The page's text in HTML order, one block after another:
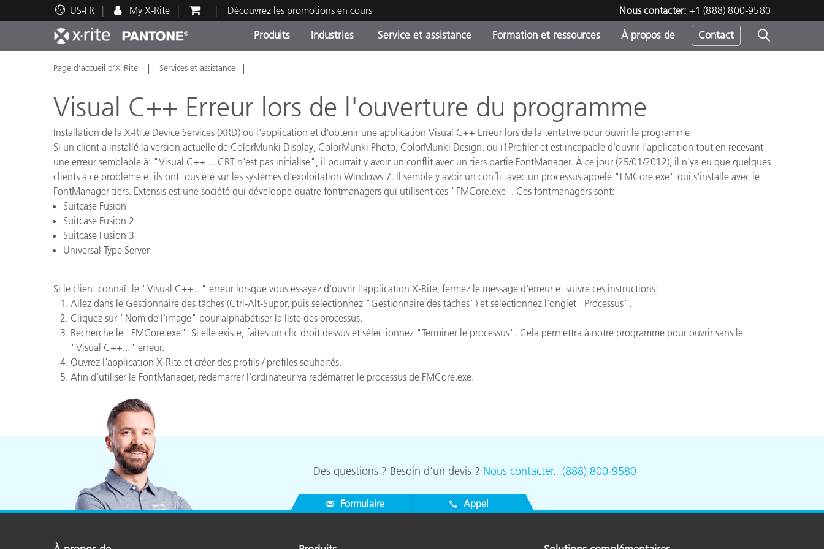
US-FR My X-Rite Découvrez les promotions en cours Nous contacter: +1 (888) 800-9580
Produits
Top Produits
Promotions et Ventes Flash
Online Store
Industries
Impression et Emballage
Automobile
Plastiques
Textile
Cosmétiques
Biens de Consommation
Emballés
Papier
Service et assistance
Assistance technique
Formation et ressources
Ressources éducatives
Brand Experience Center
Meilleurs téléchargements
Autres ressources
À propos de Contact
Page d’accueil d’X-Rite Services et assistance
Visual C++ Erreur lors de l'ouverture du programme
Installation de la X-Rite Device Services (XRD) ou l'application et d'obtenir une application Visual C++ Erreur lors de la tentative pour ouvrir le programme
Si un client a installé la version actuelle de ColorMunki Display ColorMunki Photo ColorMunki Design ou i1Profiler et est incapable d'ouvrir l'application tout en recevant
une erreur semblable à: "Visual C++ ... CRT n'est pas initialisé" il pourrait y avoir un conflit avec un tiers partie FontManager. À ce jour (25/01/2012) il n'ya eu que quelques
clients à ce problème et ils ont tous été sur les systèmes d'exploitation Windows 7. Il semble y avoir un conflit avec un processus appelé " FMCore.exe" qui s'installe avec le
FontManager tiers. Extensis est une société qui développe quatre fontmanagers qui utilisent ces " FMCore.exe" . Ces fontmanagers sont:
Suitcase Fusion
Suitcase Fusion 2
Suitcase Fusion 3
Universal Type Server
Si le client connaît le "Visual C++..." erreur lorsque vous essayez d'ouvrir l'application X-Rite , fermez le message d'erreur et suivre ces instructions:
Allez dans le Gestionnaire des tâches (Ctrl-Alt-Suppr, puis sélectionnez " Gestionnaire des tâches") et sélectionnez l'onglet "Processus" .
Cliquez sur " Nom de l'image" pour alphabétiser la liste des processus.
Recherche le " FMCore.exe" . Si elle existe faites un clic droit dessus et sélectionnez "Terminer le processus" . Cela permettra à notre programme pour ouvrir sans le
"Visual C++..." erreur.
Ouvrez l'application X-Rite et créer des profils / profiles souhaités.
Afin d'utiliser le FontManager, redémarrer l'ordinateur va redémarrer le processus de FMCore.exe.
Des questions ? Besoin d’un devis ? Nous contacter. (888) 800-9580
Formulaire Appel